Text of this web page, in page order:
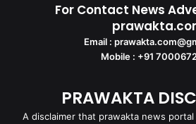
For Contact News
Email :
Mobile : +91
PRAWAKTA
A disclaimer that prawakta news